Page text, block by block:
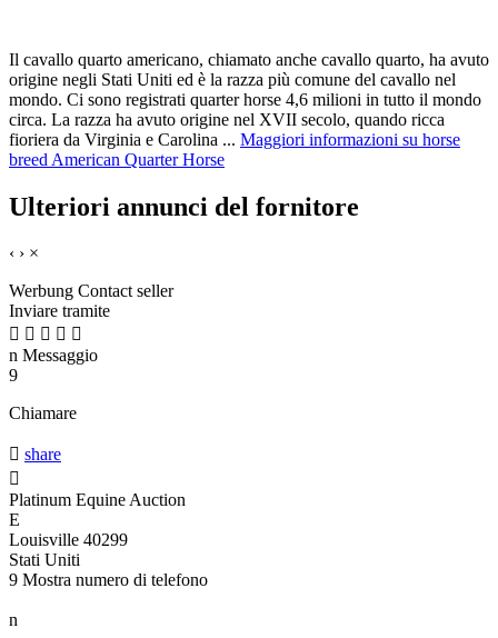
Il cavallo quarto americano, chiamato anche cavallo quarto, ha avuto
origine negli Stati Uniti ed è la razza più comune del cavallo nel
mondo. Ci sono registrati quarter horse 4,6 milioni in tutto il mondo
circa. La razza ha avuto origine nel XVII secolo, quando ricca
fioriera da Virginia e Carolina ... Maggiori informazioni su horse
breed American Quarter Horse
Ulteriori annunci del fornitore
‹ › ×
Werbung Contact seller
Inviare tramite
    
n Messaggio
9
Chiamare
 share

Platinum Equine Auction
E
Louisville 40299
Stati Uniti
9 Mostra numero di telefono
n